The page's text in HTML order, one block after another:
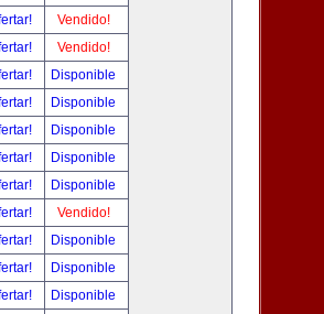
Vendido!
Vendido!
Disponible
Disponible
Disponible
Disponible
Disponible
Vendido!
Disponible
Disponible
Disponible